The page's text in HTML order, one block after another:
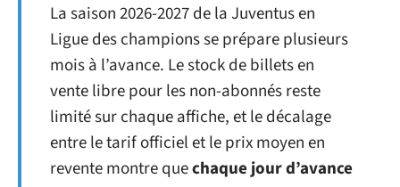
La saison 2026-2027 de la Juventus en
Ligue des champions se prépare plusieurs
mois à l’avance. Le stock de billets en
vente libre pour les non-abonnés reste
limité sur chaque affiche, et le décalage
entre le tarif officiel et le prix moyen en
revente montre quechaque jour d’avance